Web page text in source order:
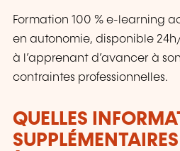
Formation 100 % e-learning
en autonomie, disponible
à l’apprenant d’avancer à
contraintes professionnelles.
QUELLES